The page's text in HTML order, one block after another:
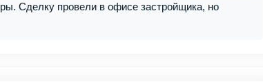
Сделку провели в офисе застройщика, но